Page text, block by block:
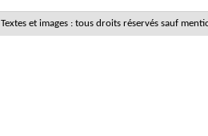
Textes et images : tous droits réservés sauf